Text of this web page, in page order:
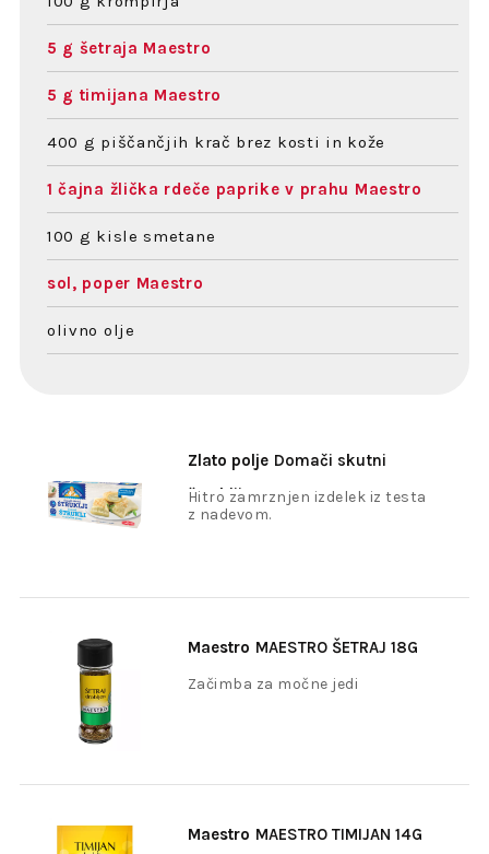
5 g šetraja Maestro
5 g timijana Maestro
400 g piščančjih krač brez kosti in kože
1 čajna žlička rdeče paprike v prahu Maestro
100 g kisle smetane
sol, poper Maestro
olivno olje
Zlato polje Domači skutni
štruklji 400g
Hitro zamrznjen izdelek iz testa
z nadevom.
Maestro MAESTRO ŠETRAJ 18G
Začimba za močne jedi
Maestro MAESTRO TIMIJAN 14G